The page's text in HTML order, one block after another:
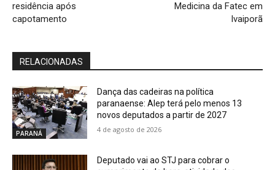
residência após
capotamento
Medicina da Fatec em
Ivaiporã
RELACIONADAS
PARANÁ
Dança das cadeiras na política
paranaense: Alep terá pelo menos 13
novos deputados a partir de 2027
4 de agosto de 2026
Deputado vai ao STJ para cobrar o